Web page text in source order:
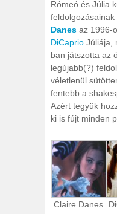
Rómeó és Júlia
Danes az 1996-
DiCaprio Júliája,
ban játszotta az
legújabb(?)
véletlenül
fentebb a
Azért tegyük
ki is fújt minden
Claire Danes